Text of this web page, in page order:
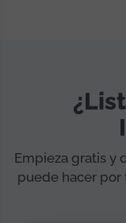
Empieza gratis y
puede hacer por